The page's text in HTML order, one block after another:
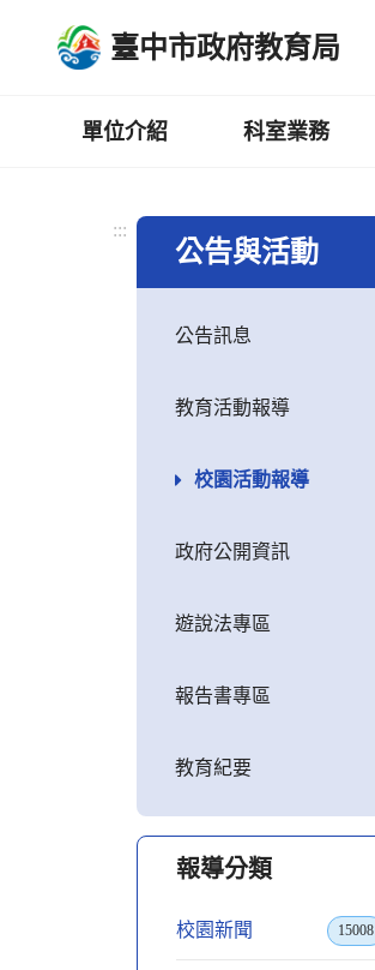
臺中市政府教育局
單位介紹 科室業務
:::
公告與活動
公告訊息
教育活動報導
校園活動報導
政府公開資訊
遊說法專區
報告書專區
教育紀要
報導分類
校園新聞 15008